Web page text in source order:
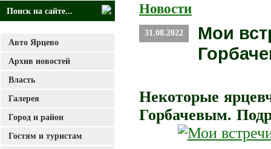
Новости
31.08.2022
Мои
Некоторые
Горбачевым.
Авто Ярцево
Архив новостей
Власть
Галерея
Город и район
Гостям и туристам